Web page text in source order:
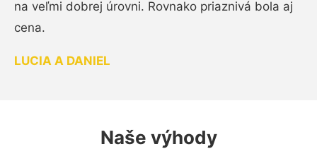
na veľmi dobrej úrovni. Rovnako priaznivá bola aj
cena.
LUCIA A DANIEL
Naše výhody